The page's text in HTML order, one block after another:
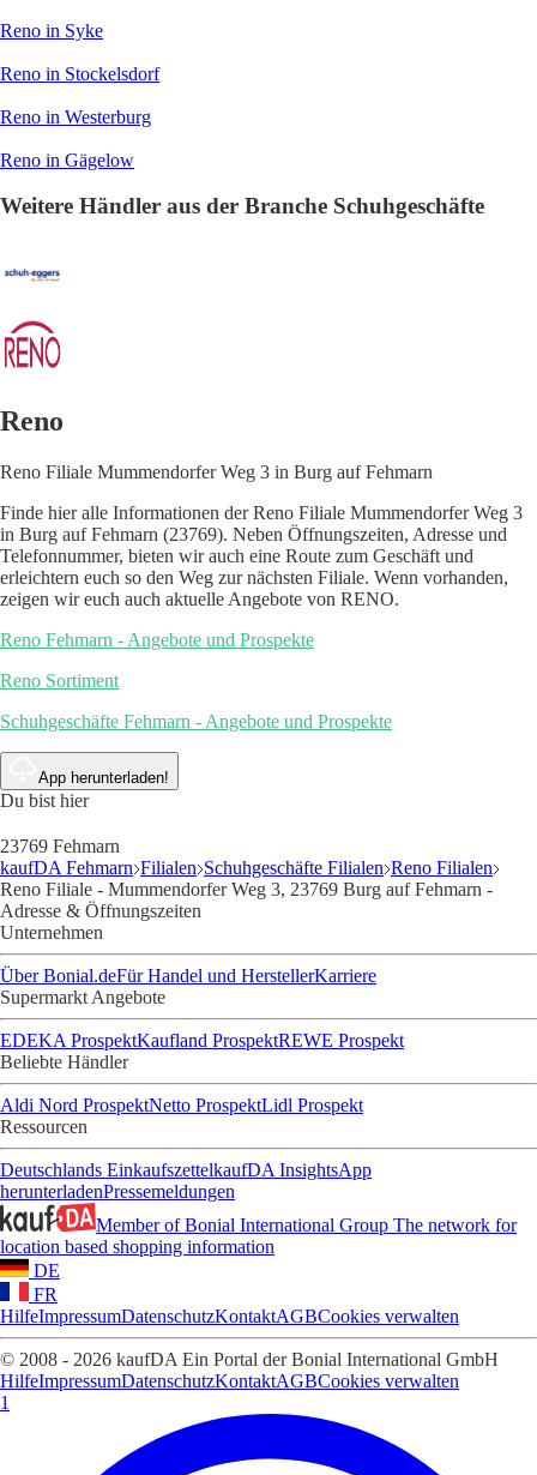
Reno in Syke
Reno in Stockelsdorf
Reno in Westerburg
Reno in Gägelow
Weitere Händler aus der Branche Schuhgeschäfte
Reno
Reno Filiale Mummendorfer Weg 3 in Burg auf Fehmarn
Finde hier alle Informationen der Reno Filiale Mummendorfer Weg 3
in Burg auf Fehmarn (23769). Neben Öffnungszeiten, Adresse und
Telefonnummer, bieten wir auch eine Route zum Geschäft und
erleichtern euch so den Weg zur nächsten Filiale. Wenn vorhanden,
zeigen wir euch auch aktuelle Angebote von RENO.
Reno Fehmarn - Angebote und Prospekte
Reno Sortiment
Schuhgeschäfte Fehmarn - Angebote und Prospekte
App herunterladen!
Du bist hier
23769 Fehmarn
kaufDA Fehmarn Filialen Schuhgeschäfte Filialen Reno Filialen
Reno Filiale - Mummendorfer Weg 3, 23769 Burg auf Fehmarn -
Adresse & Öffnungszeiten
Unternehmen
Über Bonial.deFür Handel und HerstellerKarriere
Supermarkt Angebote
EDEKA ProspektKaufland ProspektREWE Prospekt
Beliebte Händler
Aldi Nord ProspektNetto ProspektLidl Prospekt
Ressourcen
Deutschlands EinkaufszettelkaufDA InsightsApp
herunterladenPressemeldungen
Member of Bonial International Group The network for
location based shopping information
DE
FR
HilfeImpressumDatenschutzKontaktAGBCookies verwalten
© 2008 - 2026 kaufDA Ein Portal der Bonial International GmbH
HilfeImpressumDatenschutzKontaktAGBCookies verwalten
1